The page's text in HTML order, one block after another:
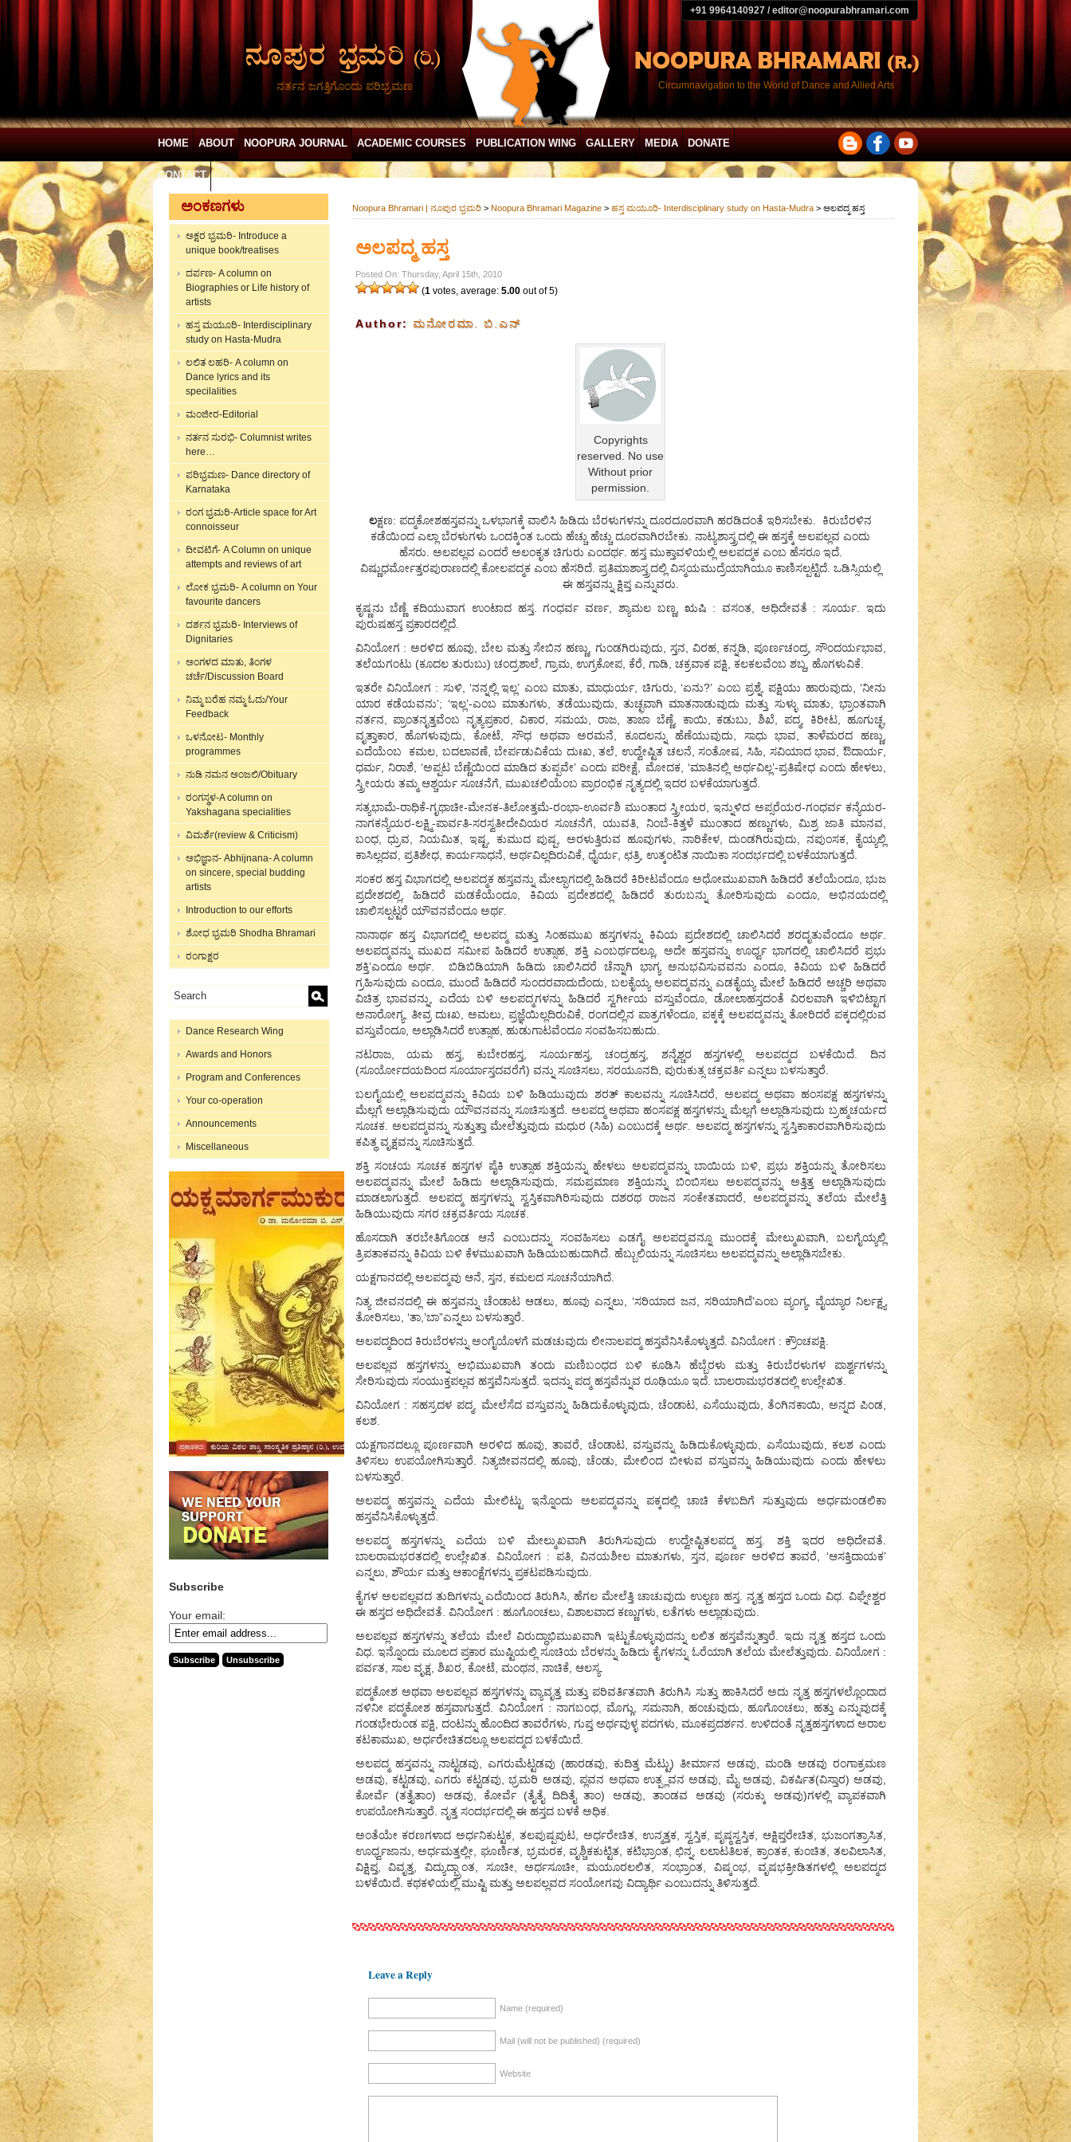
+91 9964140927 / editor@noopurabhramari.com
ನರ್ತನ ಜಗತ್ತಿಗೊಂದು ಪರಿಭ್ರಮಣ Circumnavigation to the World of Dance and Allied Arts
HOME ABOUT NOOPURA JOURNAL ACADEMIC COURSES PUBLICATION WING GALLERY MEDIA DONATE
CONTACT
ಅಂಕಣಗಳು
ಅಕ್ಷರ ಭ್ರಮರಿ- Introduce a
unique book/treatises
ದರ್ಪಣ- A column on
Biographies or Life history of
artists
ಹಸ್ತ ಮಯೂರಿ- Interdisciplinary
study on Hasta-Mudra
ಲಲಿತ ಲಹರಿ- A column on
Dance lyrics and its
specilalities
ಮಂಜೀರ-Editorial
ನರ್ತನ ಸುರಭಿ- Columnist writes
here…
ಪರಿಭ್ರಮಣ- Dance directory of
Karnataka
ರಂಗ ಭ್ರಮರಿ-Article space for Art
connoisseur
ದೀವಟಿಗೆ- A Column on unique
attempts and reviews of art
ಲೋಕ ಭ್ರಮರಿ- A column on Your
favourite dancers
ದರ್ಶನ ಭ್ರಮರಿ- Interviews of
Dignitaries
ಅಂಗಳದ ಮಾತು, ತಿಂಗಳ
ಚರ್ಚೆ/Discussion Board
ನಿಮ್ಮ ಬರೆಹ ನಮ್ಮ ಓದು/Your
Feedback
ಒಳನೋಟ- Monthly
programmes
ನುಡಿ ನಮನ ಅಂಜಲಿ/Obituary
ರಂಗಸ್ಥಳ-A column on
Yakshagana specialities
ವಿಮರ್ಶೆ(review & Criticism)
ಅಭಿಜ್ಞಾನ- Abhijnana- A column
on sincere, special budding
artists
Introduction to our efforts
ಶೋಧ ಭ್ರಮರಿ Shodha Bhramari
ರಂಗಾಕ್ಷರ
Dance Research Wing
Awards and Honors
Program and Conferences
Your co-operation
Announcements
Miscellaneous
Subscribe
Your email:
Noopura Bhramari | ನೂಪುರ ಭ್ರಮರಿ > Noopura Bhramari Magazine > ಹಸ್ತ ಮಯೂರಿ- Interdisciplinary study on Hasta-Mudra > ಅಲಪದ್ಮ ಹಸ್ತ
ಅಲಪದ್ಮ ಹಸ್ತ
Posted On: Thursday, April 15th, 2010
(1votes, average: 5.00out of 5)
Author: ಮನೋರಮಾ. ಬಿ.ಎನ್
Copyrights
reserved. No use
Without prior
permission.
ಲಕ್ಷಣ: ಪದ್ಮಕೋಶಹಸ್ತವನ್ನು ಒಳಭಾಗಕ್ಕೆ ವಾಲಿಸಿ ಹಿಡಿದು ಬೆರಳುಗಳನ್ನು ದೂರದೂರವಾಗಿ ಹರಡಿದಂತೆ ಇರಿಸಬೇಕು. ಕಿರುಬೆರಳಿನ
ಕಡೆಯಿಂದ ಎಲ್ಲಾ ಬೆರಳುಗಳು ಒಂದಕ್ಕಿಂತ ಒಂದು ಹೆಚ್ಚು ಹೆಚ್ಚು ದೂರವಾಗಿರಬೇಕು. ನಾಟ್ಯಶಾಸ್ತ್ರದಲ್ಲಿ ಈ ಹಸ್ತಕ್ಕೆ ಅಲಪಲ್ಲವ ಎಂದು
ಹೆಸರು. ಅಲಪಲ್ಲವ ಎಂದರೆ ಅಲಂಕೃತ ಚಿಗುರು ಎಂದರ್ಥ. ಹಸ್ತ ಮುಕ್ತಾವಳಿಯಲ್ಲಿ ಅಲಪದ್ಮಕ ಎಂಬ ಹೆಸರೂ ಇದೆ.
ವಿಷ್ಣುಧರ್ಮೋತ್ತರಪುರಾಣದಲ್ಲಿ ಕೋಲಪದ್ಮಕ ಎಂಬ ಹೆಸರಿದೆ. ಪ್ರತಿಮಾಶಾಸ್ತ್ರದಲ್ಲಿ ವಿಸ್ಮಯಮುದ್ರೆಯಾಗಿಯೂ ಕಾಣಿಸಲ್ಪಟ್ಟಿದೆ. ಒಡಿಸ್ಸಿಯಲ್ಲಿ
ಈ ಹಸ್ತವನ್ನು ಕ್ಷಿಪ್ತ ಎನ್ನುವರು.
ಕೃಷ್ಣನು ಬೆಣ್ಣೆ ಕದಿಯುವಾಗ ಉಂಟಾದ ಹಸ್ತ. ಗಂಧರ್ವ ವರ್ಣ, ಶ್ಯಾಮಲ ಬಣ್ಣ, ಋಷಿ : ವಸಂತ, ಅಧಿದೇವತೆ : ಸೂರ್ಯ. ಇದು
ಪುರುಷಹಸ್ತ ಪ್ರಕಾರದಲ್ಲಿದೆ.
ವಿನಿಯೋಗ : ಅರಳಿದ ಹೂವು, ಬೇಲ ಮತ್ತು ಸೇಬಿನ ಹಣ್ಣು, ಗುಂಡಗಿರುವುದು, ಸ್ತನ, ವಿರಹ, ಕನ್ನಡಿ, ಪೂರ್ಣಚಂದ್ರ, ಸೌಂದರ್ಯಭಾವ,
ತಲೆಯಗಂಟು (ಕೂದಲ ತುರುಬು) ಚಂದ್ರಶಾಲೆ, ಗ್ರಾಮ, ಉಗ್ರಕೋಪ, ಕೆರೆ, ಗಾಡಿ, ಚಕ್ರವಾಕ ಪಕ್ಷಿ, ಕಲಕಲವೆಂಬ ಶಬ್ದ, ಹೊಗಳುವಿಕೆ.
ಇತರೇ ವಿನಿಯೋಗ : ಸುಳಿ, ‘ನನ್ನಲ್ಲಿ ಇಲ್ಲ’ ಎಂಬ ಮಾತು, ಮಾಧುರ್ಯ, ಚಿಗುರು, ‘ಏನು?’ ಎಂಬ ಪ್ರಶ್ನೆ, ಪಕ್ಷಿಯು ಹಾರುವುದು, ‘ನೀನು
ಯಾರ ಕಡೆಯವನು’; ‘ಇಲ್ಲ’-ಎಂಬ ಮಾತುಗಳು, ತಡೆಯುವುದು, ತುಚ್ಛವಾಗಿ ಮಾತನಾಡುವುದು ಮತ್ತು ಸುಳ್ಳು ಮಾತು, ಭ್ರಾಂತವಾಗಿ
ನರ್ತನ, ಪ್ರಾಂತನೃತ್ತವೆಂಬ ನೃತ್ಯಪ್ರಕಾರ, ವಿಕಾರ, ಸಮಯ, ರಾಜ, ತಾಜಾ ಬೆಣ್ಣೆ, ಕಾಯಿ, ಕಡುಬು, ಶಿಖೆ, ಪದ್ಮ, ಕಿರೀಟ, ಹೂಗುಚ್ಛ,
ವೃತ್ತಾಕಾರ, ಹೊಗಳುವುದು, ಕೋಟೆ, ಸೌಧ ಅಥವಾ ಅರಮನೆ, ಕೂದಲನ್ನು ಹೆಣೆಯುವುದು, ಸಾಧು ಭಾವ, ತಾಳೆಮರದ ಹಣ್ಣು,
ಎದೆಯೆಂಬ ಕಮಲ, ಬದಲಾವಣೆ, ಬೇರ್ಪಡುವಿಕೆಯ ದುಃಖ, ತಲೆ, ಉದ್ವೇಷ್ಟಿತ ಚಲನೆ, ಸಂತೋಷ, ಸಿಹಿ, ಸವಿಯಾದ ಭಾವ, ಔದಾರ್ಯ,
ಧರ್ಮ, ನಿರಾಶೆ, ‘ಅಪ್ಪಟ ಬೆಣ್ಣೆಯಿಂದ ಮಾಡಿದ ತುಪ್ಪವೇ’ ಎಂದು ಪರೀಕ್ಷೆ, ಮೋದಕ, ‘ಮಾತಿನಲ್ಲಿ ಅರ್ಥವಿಲ್ಲ’-ಪ್ರತಿಷೇಧ ಎಂದು ಹೇಳಲು,
ಸ್ತ್ರೀಯರು ತಮ್ಮ ಆಶ್ಚರ್ಯ ಸೂಚನೆಗೆ, ಮುಖಚಲಿಯೆಂಬ ಪ್ರಾರಂಭಿಕ ನೃತ್ಯದಲ್ಲಿ ಇದರ ಬಳಕೆಯಾಗುತ್ತದೆ.
ಸತ್ಯಭಾಮೆ-ರಾಧಿಕೆ-ಗೃಥಾಚೀ-ಮೇನಕ-ತಿಲೋತ್ತಮೆ-ರಂಭಾ-ಊರ್ವಶಿ ಮುಂತಾದ ಸ್ತ್ರೀಯರ, ಇನ್ನುಳಿದ ಅಪ್ಸರೆಯರ-ಗಂಧರ್ವ ಕನ್ಯೆಯರ-
ನಾಗಕನ್ಯೆಯರ-ಲಕ್ಷ್ಮಿ-ಪಾರ್ವತಿ-ಸರಸ್ವತೀದೇವಿಯರ ಸೂಚನೆಗೆ, ಯುವತಿ, ನಿಂಬೆ-ಕಿತ್ತಳೆ ಮುಂತಾದ ಹಣ್ಣುಗಳು, ಮಿಶ್ರ ಜಾತಿ ಮಾನವ,
ಬಂಧ, ಧ್ರುವ, ನಿಯಮಿತ, ಇಷ್ಟ, ಕುಮುದ ಪುಷ್ಪ, ಅರಳುತ್ತಿರುವ ಹೂವುಗಳು, ನಾರಿಕೇಳ, ದುಂಡಗಿರುವುದು, ನಪುಂಸಕ, ಕೈಯ್ಯಲ್ಲಿ
ಕಾಸಿಲ್ಲದವ, ಪ್ರತಿಶೇಧ, ಕಾರ್ಯಸಾಧನೆ, ಅರ್ಥವಿಲ್ಲದಿರುವಿಕೆ, ಧೈರ್ಯ, ಛತ್ರಿ, ಉತ್ಕಂಟಿತ ನಾಯಿಕಾ ಸಂದರ್ಭದಲ್ಲಿ ಬಳಕೆಯಾಗುತ್ತದೆ.
ಸಂಕರ ಹಸ್ತ ವಿಭಾಗದಲ್ಲಿ ಅಲಪದ್ಮಕ ಹಸ್ತವನ್ನು ಮೇಲ್ಭಾಗದಲ್ಲಿ ಹಿಡಿದರೆ ಕಿರೀಟವೆಂದೂ ಅಧೋಮುಖವಾಗಿ ಹಿಡಿದರೆ ತಲೆಯೆಂದೂ, ಭುಜ
ಪ್ರದೇಶದಲ್ಲಿ, ಹಿಡಿದರೆ ಮಡಕೆಯೆಂದೂ, ಕಿವಿಯ ಪ್ರದೇಶದಲ್ಲಿ ಹಿಡಿದರೆ ತುರುಬನ್ನು ತೋರಿಸುವುದು ಎಂದೂ, ಅಭಿನಯದಲ್ಲಿ
ಚಾಲಿಸಲ್ಪಟ್ಟರೆ ಯೌವನವೆಂದೂ ಅರ್ಥ.
ನಾನಾರ್ಥ ಹಸ್ತ ವಿಭಾಗದಲ್ಲಿ ಅಲಪದ್ಮ ಮತ್ತು ಸಿಂಹಮುಖ ಹಸ್ತಗಳನ್ನು ಕಿವಿಯ ಪ್ರದೇಶದಲ್ಲಿ ಚಾಲಿಸಿದರೆ ಶರದೃತುವೆಂದೂ ಅರ್ಥ.
ಅಲಪದ್ಮವನ್ನು ಮುಖದ ಸಮೀಪ ಹಿಡಿದರೆ ಉತ್ಸಾಹ, ಶಕ್ತಿ ಎಂಬರ್ಥದಲ್ಲೂ, ಅದೇ ಹಸ್ತವನ್ನು ಊರ್ಧ್ವ ಭಾಗದಲ್ಲಿ ಚಾಲಿಸಿದರೆ ಪ್ರಭು
ಶಕ್ತಿ’ಎಂದೂ ಅರ್ಥ. ಬಿಡಿಬಿಡಿಯಾಗಿ ಹಿಡಿದು ಚಾಲಿಸಿದರೆ ಚೆನ್ನಾಗಿ ಭಾಗ್ಯ ಅನುಭವಿಸುವವನು ಎಂದೂ, ಕಿವಿಯ ಬಳಿ ಹಿಡಿದರೆ
ಗ್ರಹಿಸುವುದು ಎಂದೂ, ಮುಂದೆ ಹಿಡಿದರೆ ಸುಂದರವಾದುದೆಂದು, ಬಲಕೈಯ್ಯ ಅಲಪದ್ಮವನ್ನು ಎಡಕೈಯ್ಯ ಮೇಲೆ ಹಿಡಿದರೆ ಅಚ್ಚರಿ ಅಥವಾ
ವಿಚಿತ್ರ ಭಾವವನ್ನು, ಎದೆಯ ಬಳಿ ಅಲಪದ್ಮಗಳನ್ನು ಹಿಡಿದರೆ ಸ್ವರ್ಗೀಯ ವಸ್ತುವೆಂದೂ, ಡೋಲಾಹಸ್ತದಂತೆ ವಿರಲವಾಗಿ ಇಳಿಬಿಟ್ಟಾಗ
ಅನಾರೋಗ್ಯ, ತೀವ್ರ ದುಃಖ, ಅಮಲು, ಪ್ರಜ್ಞೆಯಿಲ್ಲದಿರುವಿಕೆ, ರಂಗದಲ್ಲಿನ ಪಾತ್ರಗಳೆಂದೂ, ಪಕ್ಕಕ್ಕೆ ಅಲಪದ್ಮವನ್ನು ತೋರಿದರೆ ಪಕ್ಕದಲ್ಲಿರುವ
ವಸ್ತುವೆಂದೂ, ಅಲ್ಲಾಡಿಸಿದರೆ ಉತ್ಸಾಹ, ಹುಡುಗಾಟವೆಂದೂ ಸಂವಹಿಸಬಹುದು.
ನಟರಾಜ, ಯಮ ಹಸ್ತ, ಕುಬೇರಹಸ್ತ, ಸೂರ್ಯಹಸ್ತ, ಚಂದ್ರಹಸ್ತ, ಶನೈಶ್ಚರ ಹಸ್ತಗಳಲ್ಲಿ ಅಲಪದ್ಮದ ಬಳಕೆಯಿದೆ. ದಿನ
(ಸೂರ್ಯೋದಯದಿಂದ ಸೂರ್ಯಾಸ್ತದವರೆಗೆ) ವನ್ನು ಸೂಚಿಸಲು, ಸರಯೂನದಿ, ಪುರುಕುತ್ಸ ಚಕ್ರವರ್ತಿ ಎನ್ನಲು ಬಳಸುತ್ತಾರೆ.
ಬಲಗೈಯಲ್ಲಿ ಅಲಪದ್ಮವನ್ನು ಕಿವಿಯ ಬಳಿ ಹಿಡಿಯುವುದು ಶರತ್ ಕಾಲವನ್ನು ಸೂಚಿಸಿದರೆ, ಅಲಪದ್ಮ ಅಥವಾ ಹಂಸಪಕ್ಷ ಹಸ್ತಗಳನ್ನು
ಮೆಲ್ಲಗೆ ಅಲ್ಲಾಡಿಸುವುದು ಯೌವನವನ್ನು ಸೂಚಿಸುತ್ತದೆ. ಅಲಪದ್ಮ ಅಥವಾ ಹಂಸಪಕ್ಷ ಹಸ್ತಗಳನ್ನು ಮೆಲ್ಲಗೆ ಅಲ್ಲಾಡಿಸುವುದು ಬ್ರಹ್ಮಚರ್ಯದ
ಸೂಚಕ. ಅಲಪದ್ಮವನ್ನು ಸುತ್ತುತ್ತಾ ಮೇಲೆತ್ತುವುದು ಮಧುರ (ಸಿಹಿ) ಎಂಬುದಕ್ಕೆ ಅರ್ಥ. ಅಲಪದ್ಮ ಹಸ್ತಗಳನ್ನು ಸ್ವಸ್ತಿಕಾಕಾರವಾಗಿರಿಸುವುದು
ಕಪಿತ್ಥ ವೃಕ್ಷವನ್ನು ಸೂಚಿಸುತ್ತದೆ.
ಶಕ್ತಿ ಸಂಚಯ ಸೂಚಕ ಹಸ್ತಗಳ ಪೈಕಿ ಉತ್ಸಾಹ ಶಕ್ತಿಯನ್ನು ಹೇಳಲು ಅಲಪದ್ಮವನ್ನು ಬಾಯಿಯ ಬಳಿ, ಪ್ರಭು ಶಕ್ತಿಯನ್ನು ತೋರಿಸಲು
ಅಲಪದ್ಮವನ್ನು ಮೇಲೆ ಹಿಡಿದು ಅಲ್ಲಾಡಿಸುವುದು, ಸಮಪ್ರಮಾಣ ಶಕ್ತಿಯನ್ನು ಬಿಂಬಿಸಲು ಅಲಪದ್ಮವನ್ನು ಅತ್ತಿತ್ತ ಅಲ್ಲಾಡಿಸುವುದು
ಮಾಡಲಾಗುತ್ತದೆ. ಅಲಪದ್ಮ ಹಸ್ತಗಳನ್ನು ಸ್ವಸ್ತಿಕವಾಗಿರಿಸುವುದು ದಶರಥ ರಾಜನ ಸಂಕೇತವಾದರೆ, ಅಲಪದ್ಮವನ್ನು ತಲೆಯ ಮೇಲೆತ್ತಿ
ಹಿಡಿಯುವುದು ಸಗರ ಚಕ್ರವರ್ತಿಯ ಸೂಚಕ.
ಹೊಸದಾಗಿ ತರಬೇತಿಗೊಂಡ ಆನೆ ಎಂಬುದನ್ನು ಸಂವಹಿಸಲು ಎಡಗೈ ಅಲಪದ್ಮವನ್ನೂ ಮುಂದಕ್ಕೆ ಮೇಲ್ಮುಖವಾಗಿ, ಬಲಗೈಯ್ಯಲ್ಲಿ
ತ್ರಿಪತಾಕವನ್ನು ಕಿವಿಯ ಬಳಿ ಕೆಳಮುಖವಾಗಿ ಹಿಡಿಯಬಹುದಾಗಿದೆ. ಹೆಬ್ಬುಲಿಯನ್ನು ಸೂಚಿಸಲು ಅಲಪದ್ಮವನ್ನು ಅಲ್ಲಾಡಿಸಬೇಕು.
ಯಕ್ಷಗಾನದಲ್ಲಿ ಅಲಪದ್ಮವು ಆನೆ, ಸ್ತನ, ಕಮಲದ ಸೂಚನೆಯಾಗಿದೆ.
ನಿತ್ಯ ಜೀವನದಲ್ಲಿ ಈ ಹಸ್ತವನ್ನು ಚೆಂಡಾಟ ಆಡಲು, ಹೂವು ಎನ್ನಲು, ‘ಸರಿಯಾದ ಜನ, ಸರಿಯಾಗಿದೆ’ಎಂಬ ವ್ಯಂಗ್ಯ, ವೈಯ್ಯಾರ ನಿರ್ಲಕ್ಷ್ಯ
ತೋರಿಸಲು, ‘ತಾ,’ಬಾ”ಎನ್ನಲು ಬಳಸುತ್ತಾರೆ.
ಅಲಪದ್ಮದಿಂದ ಕಿರುಬೆರಳನ್ನು ಅಂಗೈಯೊಳಗೆ ಮಡಚುವುದು ಲೀನಾಲಪದ್ಮ ಹಸ್ತವೆನಿಸಿಕೊಳ್ಳುತ್ತದೆ. ವಿನಿಯೋಗ : ಕ್ರೌಂಚಪಕ್ಷಿ.
ಅಲಪಲ್ಲವ ಹಸ್ತಗಳನ್ನು ಅಭಿಮುಖವಾಗಿ ತಂದು ಮಣಿಬಂಧದ ಬಳಿ ಕೂಡಿಸಿ ಹೆಬ್ಬೆರಳು ಮತ್ತು ಕಿರುಬೆರಳುಗಳ ಪಾರ್ಶ್ವಗಳನ್ನು
ಸೇರಿಸುವುದು ಸಂಯುಕ್ತಪಲ್ಲವ ಹಸ್ತವೆನಿಸುತ್ತದೆ. ಇದನ್ನು ಪದ್ಮ ಹಸ್ತವೆನ್ನುವ ರೂಢಿಯೂ ಇದೆ. ಬಾಲರಾಮಭರತದಲ್ಲಿ ಉಲ್ಲೇಖಿತ.
ವಿನಿಯೋಗ : ಸಹಸ್ರದಳ ಪದ್ಮ, ಮೇಲೆಸೆದ ವಸ್ತುವನ್ನು ಹಿಡಿದುಕೊಳ್ಳುವುದು, ಚೆಂಡಾಟ, ಎಸೆಯುವುದು, ತೆಂಗಿನಕಾಯಿ, ಅನ್ನದ ಪಿಂಡ,
ಕಲಶ.
ಯಕ್ಷಗಾನದಲ್ಲೂ ಪೂರ್ಣವಾಗಿ ಅರಳಿದ ಹೂವು, ತಾವರೆ, ಚೆಂಡಾಟ, ವಸ್ತುವನ್ನು ಹಿಡಿದುಕೊಳ್ಳುವುದು, ಎಸೆಯುವುದು, ಕಲಶ ಎಂದು
ತಿಳಿಸಲು ಉಪಯೋಗಿಸುತ್ತಾರೆ. ನಿತ್ಯಜೀವನದಲ್ಲಿ ಹೂವು, ಚೆಂಡು, ಮೇಲಿಂದ ಬೀಳುವ ವಸ್ತುವನ್ನು ಹಿಡಿಯುವುದು ಎಂದು ಹೇಳಲು
ಬಳಸುತ್ತಾರೆ.
ಅಲಪದ್ಮ ಹಸ್ತವನ್ನು ಎದೆಯ ಮೇಲಿಟ್ಟು ಇನ್ನೊಂದು ಅಲಪದ್ಮವನ್ನು ಪಕ್ಕದಲ್ಲಿ ಚಾಚಿ ಕೆಳಬದಿಗೆ ಸುತ್ತುವುದು ಅರ್ಧಮಂಡಲಿಕಾ
ಹಸ್ತವೆನಿಸಿಕೊಳ್ಳುತ್ತದೆ.
ಅಲಪದ್ಮ ಹಸ್ತಗಳನ್ನು ಎದೆಯ ಬಳಿ ಮೇಲ್ಮುಖವಾಗಿ ತಿರುಗಿಸುವುದು ಉದ್ವೇಷ್ಟಿತಲಪದ್ಮ ಹಸ್ತ. ಶಕ್ತಿ ಇದರ ಅಧಿದೇವತೆ.
ಬಾಲರಾಮಭರತದಲ್ಲಿ ಉಲ್ಲೇಖಿತ. ವಿನಿಯೋಗ : ಪತಿ, ವಿನಯಶೀಲ ಮಾತುಗಳು, ಸ್ತನ, ಪೂರ್ಣ ಅರಳಿದ ತಾವರೆ, ‘ಆಸಕ್ತಿದಾಯಕ’
ಎನ್ನಲು, ಶೌರ್ಯ ಮತ್ತು ಆಕಾಂಕ್ಷೆಗಳನ್ನು ಪ್ರಕಟಪಡಿಸುವುದು.
ಕೈಗಳ ಅಲಪಲ್ಲವದ ತುದಿಗಳನ್ನು ಎದೆಯಿಂದ ತಿರುಗಿಸಿ, ಹೆಗಲ ಮೇಲೆತ್ತಿ ಚಾಚುವುದು ಉಲ್ಬಣ ಹಸ್ತ. ನೃತ್ತ ಹಸ್ತದ ಒಂದು ವಿಧ. ವಿಘ್ನೇಶ್ವರ
ಈ ಹಸ್ತದ ಅಧಿದೇವತೆ. ವಿನಿಯೋಗ : ಹೂಗೊಂಚಲು, ವಿಶಾಲವಾದ ಕಣ್ಣುಗಳು, ಲತೆಗಳು ಅಲ್ಲಾಡುವುದು.
ಅಲಪಲ್ಲವ ಹಸ್ತಗಳನ್ನು ತಲೆಯ ಮೇಲೆ ವಿರುದ್ಧಾಭಿಮುಖವಾಗಿ ಇಟ್ಟುಕೊಳ್ಳುವುದನ್ನು ಲಲಿತ ಹಸ್ತವೆನ್ನುತ್ತಾರೆ. ಇದು ನೃತ್ತ ಹಸ್ತದ ಒಂದು
ವಿಧ. ಇನ್ನೊಂದು ಮೂಲದ ಪ್ರಕಾರ ಮುಷ್ಟಿಯಲ್ಲಿ ಸೂಚಿಯ ಬೆರಳನ್ನು ಹಿಡಿದು ಕೈಗಳನ್ನು ಓರೆಯಾಗಿ ತಲೆಯ ಮೇಲೆತ್ತುವುದು. ವಿನಿಯೋಗ :
ಪರ್ವತ, ಸಾಲ ವೃಕ್ಷ, ಶಿಖರ, ಕೋಟೆ, ಮಂಥನ, ನಾಚಿಕೆ, ಆಲಸ್ಯ.
ಪದ್ಮಕೋಶ ಅಥವಾ ಅಲಪಲ್ಲವ ಹಸ್ತಗಳನ್ನು ವ್ಯಾವೃತ್ತ ಮತ್ತು ಪರಿವರ್ತಿತವಾಗಿ ತಿರುಗಿಸಿ ಸುತ್ತು ಹಾಕಿಸಿದರೆ ಅದು ನೃತ್ತ ಹಸ್ತಗಳಲ್ಲೊಂದಾದ
ನಳಿನೀ ಪದ್ಮಕೋಶ ಹಸ್ತವಾಗುತ್ತದೆ. ವಿನಿಯೋಗ : ನಾಗಬಂಧ, ಮೊಗ್ಗು, ಸಮನಾಗಿ, ಹಂಚುವುದು, ಹೂಗೊಂಚಲು, ಹತ್ತು ಎನ್ನುವುದಕ್ಕೆ
ಗಂಡಭೇರುಂಡ ಪಕ್ಷಿ, ದಂಟನ್ನು ಹೊಂದಿದ ತಾವರೆಗಳು, ಗುಪ್ತ ಅರ್ಥವುಳ್ಳ ಪದಗಳು, ಮೂಕಪ್ರದರ್ಶನ. ಉಳಿದಂತೆ ನೃತ್ತಹಸ್ತಗಳಾದ ಅರಾಲ
ಕಟಕಾಮುಖ, ಅರ್ಧರೇಚಿತದಲ್ಲೂ ಅಲಪದ್ಮದ ಬಳಕೆಯಿದೆ.
ಅಲಪದ್ಮ ಹಸ್ತವನ್ನು ನಾಟ್ಟಡವು, ಎಗರುಮೆಟ್ಟಡವು (ಹಾರಡವು, ಕುದಿತ್ತ ಮೆಟ್ಟು) ತೀರ್ಮಾನ ಅಡವು, ಮಂಡಿ ಅಡವು ರಂಗಾಕ್ರಮಣ
ಅಡವು, ಕಟ್ಟಡವು, ಎಗರು ಕಟ್ಟಡವು, ಭ್ರಮರಿ ಅಡವು, ಪ್ಲವನ ಅಥವಾ ಉತ್ಪ್ಲವನ ಅಡವು, ಮೈ ಅಡವು, ವಿಕರ್ಷಿತ(ವಿಸ್ತಾರ) ಅಡವು,
ಕೋರ್ವೆ (ತತ್ತೈತಾಂ) ಅಡವು, ಕೋರ್ವೆ (ತೈತೈ ದಿದಿತೈ ತಾಂ) ಅಡವು, ತಾಂಡವ ಅಡವು (ಸರುಕ್ಕು ಅಡವು)ಗಳಲ್ಲಿ ವ್ಯಾಪಕವಾಗಿ
ಉಪಯೋಗಿಸುತ್ತಾರೆ. ನೃತ್ತ ಸಂದರ್ಭದಲ್ಲಿ ಈ ಹಸ್ತದ ಬಳಕೆ ಅಧಿಕ.
ಅಂತೆಯೇ ಕರಣಗಳಾದ ಅರ್ಧನಿಕುಟ್ಟಕ, ತಲಪುಷ್ಪಪುಟ, ಅರ್ಧರೇಚಿತ, ಉನ್ಮತ್ತಕ, ಸ್ವಸ್ತಿಕ, ಪೃಷ್ಠಸ್ವಸ್ತಿಕ, ಆಕ್ಷಿಪ್ತರೇಚಿತ, ಭುಜಂಗತ್ರಾಸಿತ,
ಊರ್ಧ್ವಜಾನು, ಅರ್ಧಮತ್ತಲ್ಲೀ, ಘೂರ್ಣಿತ, ಭ್ರಮರಕ, ವೃಶ್ಚಿಕಕುಟ್ಟಿತ, ಕಟಿಭ್ರಾಂತ, ಛಿನ್ನ, ಲಲಾಟತಿಲಕ, ಕ್ರಾಂತಕ, ಕುಂಚಿತ, ತಲವಿಲಾಸಿತ,
ವಿಕ್ಷಿಪ್ತ, ವಿವೃತ್ತ, ವಿದ್ಯುದ್ಭ್ರಾಂತ, ಸೂಚೀ, ಅರ್ಧಸೂಚೀ, ಮಯೂರಲಲಿತ, ಸಂಭ್ರಾಂತ, ವಿಷ್ಕಂಭ, ವೃಷಭಕ್ರೀಡಿತಗಳಲ್ಲಿ ಅಲಪದ್ಮದ
ಬಳಕೆಯಿದೆ. ಕಥಕಳಿಯಲ್ಲಿ ಮುಷ್ಟಿ ಮತ್ತು ಅಲಪಲ್ಲವದ ಸಂಯೋಗವು ವಿದ್ಯಾರ್ಥಿ ಎಂಬುದನ್ನು ತಿಳಿಸುತ್ತದೆ.
Leave a Reply
Name (required)
Mail (will not be published) (required)
Website